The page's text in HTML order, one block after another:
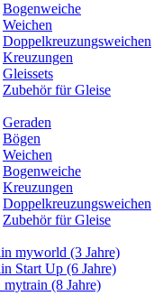
Bogenweiche
Weichen
Doppelkreuzungsweichen
Kreuzungen
Gleissets
Zubehör für Gleise
Geraden
Bögen
Weichen
Bogenweiche
Kreuzungen
Doppelkreuzungsweichen
Zubehör für Gleise
myworld (3 Jahre)
Start Up (6 Jahre)
(8 Jahre)